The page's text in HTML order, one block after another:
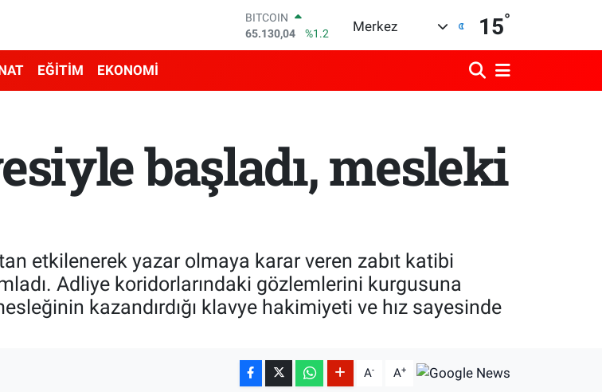
DOLAR
47,7436
%0.18
EURO
BİST100
13.773
%-19
BITCOIN
%1.2
Merkez 15°
EĞİTİM EKONOMİ
başladı, mesleki
etkilenerek yazar olmaya karar veren zabıt katibi
Adliye koridorlarındaki gözlemlerini kurgusuna
kazandırdığı klavye hakimiyeti ve hız sayesinde
A- A+